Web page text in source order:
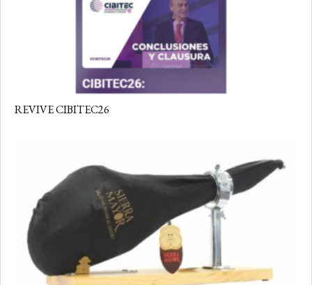
REVIVE CIBITEC26